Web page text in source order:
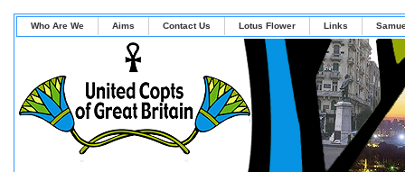
Who Are We Aims Contact Us Lotus Flower Links